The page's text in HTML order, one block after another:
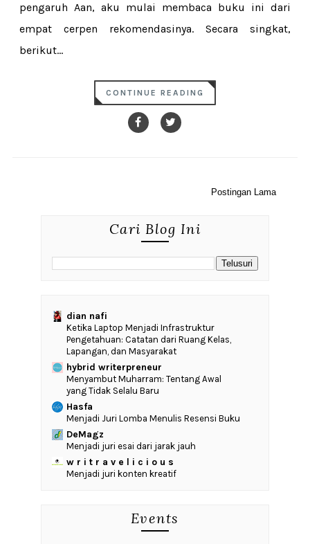
pengaruh Aan, aku mulai membaca buku ini dari
empat cerpen rekomendasinya. Secara singkat,
berikut...
CONTINUE READING
Postingan Lama
Cari Blog Ini
dian nafi
Ketika Laptop Menjadi Infrastruktur
Pengetahuan: Catatan dari Ruang Kelas,
Lapangan, dan Masyarakat
hybrid writerpreneur
Menyambut Muharram: Tentang Awal
yang Tidak Selalu Baru
Hasfa
Menjadi Juri Lomba Menulis Resensi Buku
DeMagz
Menjadi juri esai dari jarak jauh
w r i t r a v e l i c i o u s
Menjadi juri konten kreatif
Events